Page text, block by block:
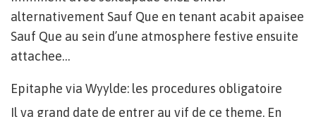
alternativement Sauf Que en tenant acabit apaisee
Sauf Que au sein d’une atmosphere festive ensuite
attachee…
Epitaphe via Wyylde: les procedures obligatoire
Il va grand date de entrer au vif de ce theme. En